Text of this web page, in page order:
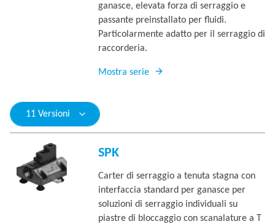
ganasce, elevata forza di serraggio e
passante preinstallato per fluidi.
Particolarmente adatto per il serraggio di
raccorderia.
Mostra serie
11 Versioni
SPK
Carter di serraggio a tenuta stagna con
interfaccia standard per ganasce per
soluzioni di serraggio individuali su
piastre di bloccaggio con scanalature a T